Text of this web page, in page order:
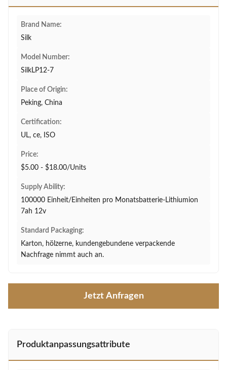
Brand Name:
Silk
Model Number:
SilkLP12-7
Place of Origin:
Peking, China
Certification:
UL, ce, ISO
Price:
$5.00 - $18.00/Units
Supply Ability:
100000 Einheit/Einheiten pro Monatsbatterie-Lithiumion
7ah 12v
Standard Packaging:
Karton, hölzerne, kundengebundene verpackende
Nachfrage nimmt auch an.
Jetzt Anfragen
Produktanpassungsattribute